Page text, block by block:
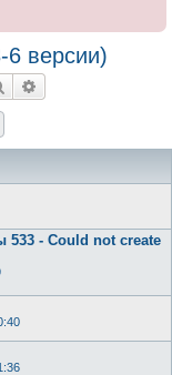
6 версии)
Поиск
533 - Could not create